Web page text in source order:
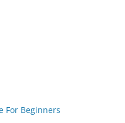
For Beginners